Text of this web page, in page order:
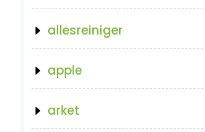
allesreiniger
apple
arket